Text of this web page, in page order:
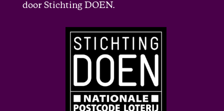
door Stichting DOEN.